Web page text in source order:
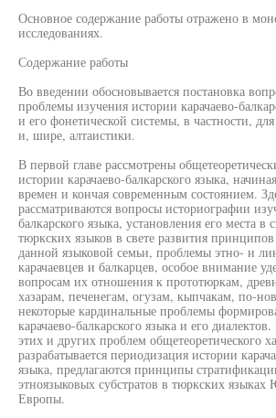
Основное содержание работы отражено в
исследованиях.
Содержание работы
Во введении обосновывается постановка
проблемы изучения истории карачаево-
и его фонетической системы, в частности,
и, шире, алтаистики.
В первой главе рассмотрены
истории карачаево-балкарского языка,
времен и кончая современным состоянием.
рассматриваются вопросы историографии
балкарского языка, установления его места в
тюркских языков в свете развития
данной языковой семьи, проблемы этно- и
карачаевцев и балкарцев, особое внимание
вопросам их отношения к прототюркам,
хазарам, печенегам, огузам, кыпчакам, по-
некоторые кардинальные проблемы
карачаево-балкарского языка и его
этих и других проблем общетеоретического
разрабатывается периодизация истории
языка, предлагаются принципы
этноязыковых субстратов в тюркских
Европы.